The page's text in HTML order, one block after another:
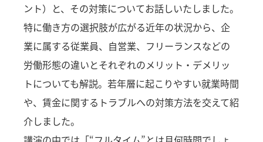
ント）と、その対策についてお話しいたしました。
特に働き方の選択肢が広がる近年の状況から、企
業に属する従業員、自営業、フリーランスなどの
労働形態の違いとそれぞれのメリット・デメリッ
トについても解説。若年層に起こりやすい就業時間
や、賃金に関するトラブルへの対策方法を交えて紹
介しました。